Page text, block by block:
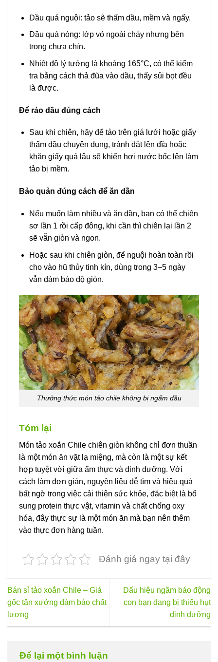
Dầu quá nguội: tảo sẽ thấm dầu, mềm và ngấy.
Dầu quá nóng: lớp vỏ ngoài cháy nhưng bên
trong chưa chín.
Nhiệt độ lý tưởng là khoảng 165°C, có thể kiểm
tra bằng cách thả đũa vào dầu, thấy sủi bọt đều
là được.
Để ráo dầu đúng cách
Sau khi chiên, hãy để tảo trên giá lưới hoặc giấy
thấm dầu chuyên dụng, tránh đặt lên đĩa hoặc
khăn giấy quá lâu sẽ khiến hơi nước bốc lên làm
tảo bị mềm.
Bảo quản đúng cách để ăn dần
Nếu muốn làm nhiều và ăn dần, bạn có thể chiên
sơ lần 1 rồi cấp đông, khi cần thì chiên lại lần 2
sẽ vẫn giòn và ngon.
Hoặc sau khi chiên giòn, để nguội hoàn toàn rồi
cho vào hũ thủy tinh kín, dùng trong 3–5 ngày
vẫn đảm bảo độ giòn.
Thưởng thức món tảo chile không bị ngấm dầu
Tóm lại
Món tảo xoắn Chile chiên giòn không chỉ đơn thuần
là một món ăn vặt lạ miệng, mà còn là một sự kết
hợp tuyệt vời giữa ẩm thực và dinh dưỡng. Với
cách làm đơn giản, nguyên liệu dễ tìm và hiệu quả
bất ngờ trong việc cải thiện sức khỏe, đặc biệt là bổ
sung protein thực vật, vitamin và chất chống oxy
hóa, đây thực sự là một món ăn mà bạn nên thêm
vào thực đơn hàng tuần.
Đánh giá ngay tại đây
Bán sỉ tảo xoắn Chile – Giá
gốc tận xưởng đảm bảo chất
lượng
Dấu hiệu ngầm báo động
con bạn đang bị thiếu hụt
dinh dưỡng
Để lại một bình luận